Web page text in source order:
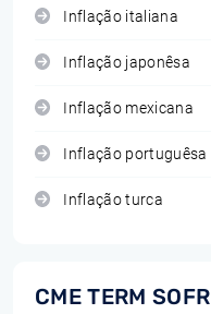
Inflação italiana
Inflação japonêsa
Inflação mexicana
Inflação portuguêsa
Inflação turca
CME TERM SOFR